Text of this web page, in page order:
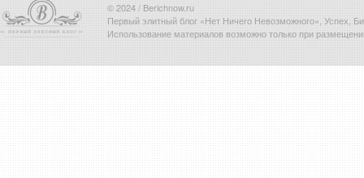
© 2024 / Berichnow.ru
Первый элитный блог «Нет Ничего Невозможного», Успех,
Использование материалов возможно только при